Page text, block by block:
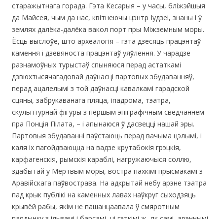
старажытнага горада. Гэта Кесарыя – у часы, бліжэйшыя
да Майсея, чым да нас, квітнеючы цэнтр Іудзеі, знаны і ў
землях далёка-далёка вакол порт пры Міжземным моры.
Ёсць выслоўе, што археалогія – гэта дзесяць працэнтаў
камення і дзевяноста працэнтаў уяўлення. У чарадзе
разнамоўных турыстаў спыняюся перад астаткамі
дзвюхтысячагадовай даўнасці партовых збудаванняў,
перад ацалелымі з той даўнасці кавалкамі гарадской
сцяны, забрукаванага пляца, іпадрома, тэатра,
скульптурнай фігуры з першым эпіграфічным сведчаннем
пра Понція Пілата, – і апынаюся ў дасвецці нашай эры.
Партовыя збудаванні паўстаюць перад вачыма цэлымі, і
каля іх пагойдваюцца на вадзе крутабокія грэцкія,
карфагенскія, рымскія караблі, нагружаючыся соллю,
здабытай у Мёртвым моры, востра пахкімі прысмакамі з
Аравійскага паўвострава. На адкрытай небу арэне тэатра
пад крык публікі на каменных лавах наўкруг сыходзяць
крывёй рабы, якім не пашанцаавала ў смяротным